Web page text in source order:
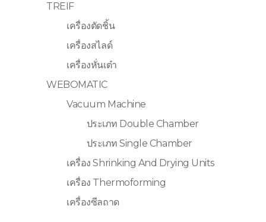
TREIF
เครื่องตัดชิ้น
เครื่องสไลด์
เครื่องหั่นเต๋า
WEBOMATIC
Vacuum Machine
ประเภท Double Chamber
ประเภท Single Chamber
เครื่อง Shrinking And Drying Units
เครื่อง Thermoforming
เครื่องซีลถาด